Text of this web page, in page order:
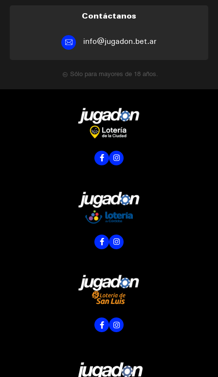
Contáctanos
info@jugadon.bet.ar
Sólo para mayores de 18 años.